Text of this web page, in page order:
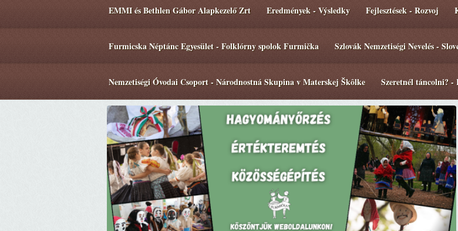
EMMI és Bethlen Gábor Alapkezelő Zrt Eredmények - Výsledky Fejlesztések - Rozvoj
Furmicska Néptánc Egyesület - Folklórny spolok Furmička Szlovák Nemzetiségi Nevelés -
Nemzetiségi Óvodai Csoport - Národnostná Skupina v Materskej Škôlke Szeretnél táncolni? -